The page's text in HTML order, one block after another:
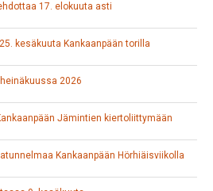
17. elokuuta asti
kesäkuuta Kankaanpään torilla
2026
Jämintien kiertoliittymään
Kankaanpään Hörhiäisviikolla